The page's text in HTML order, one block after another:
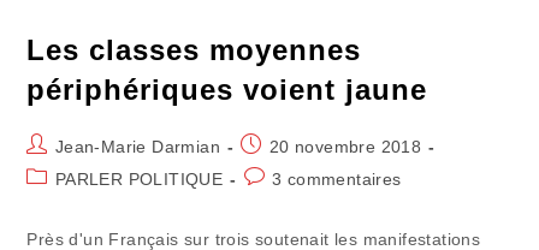
Les classes moyennes
périphériques voient jaune
Auteur/autrice
de
Jean-Marie Darmian
Publication
publiée :
20 novembre 2018
PostPARLER POLITIQUE
Commentaires
3 commentaires
Près d'un Français sur trois soutenait les manifestations